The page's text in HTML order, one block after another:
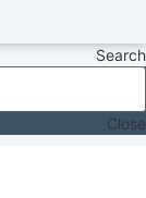
Search
Close